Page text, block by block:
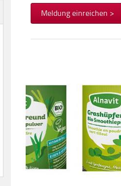
Meldung einreichen >